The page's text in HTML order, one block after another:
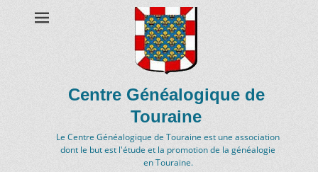
Centre Généalogique de
Touraine
Le Centre Généalogique de Touraine est une association
dont le but est l'étude et la promotion de la généalogie
en Touraine.